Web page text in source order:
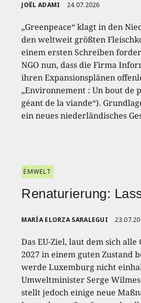
JOËL ADAMI 24.07.2026
„Greenpeace“ klagt in den
den weltweit größten
einem ersten Schreiben
NGO nun, dass die Firma
ihren Expansionsplänen
„Environnement : Un bout de
géant de la viande“).
ein neues niederländisches
ËMWELT
Renaturierung:
MARÍA ELORZA SARALEGUI
Das EU-Ziel, laut dem sich alle
2027 in einem guten Zustand
werde Luxemburg nicht
Umweltminister Serge
stellt jedoch einige neue